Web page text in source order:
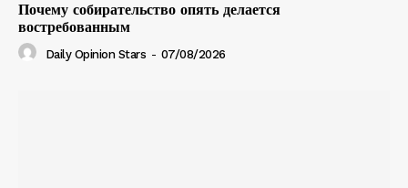
Почему собирательство опять делается
востребованным
Daily Opinion Stars - 07/08/2026